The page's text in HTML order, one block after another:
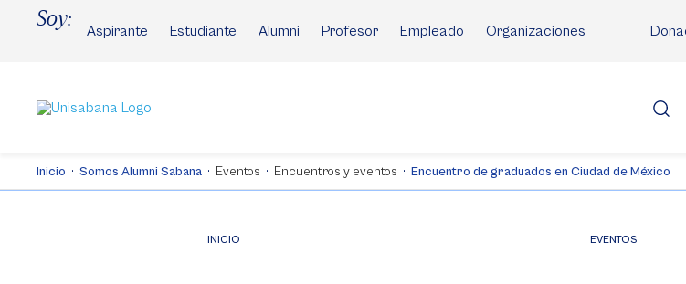
Soy:
Aspirante Estudiante Alumni Profesor Empleado Organizaciones
Inicio Somos Alumni Sabana Eventos Encuentros y eventos Encuentro de graduados en Ciudad de México
INICIO EVENTOS